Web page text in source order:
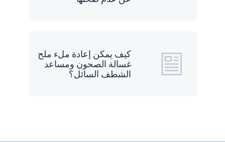
كيف يمكن إعادة ملء ملح
غسالة الصحون ومساعد
الشطف السائل؟